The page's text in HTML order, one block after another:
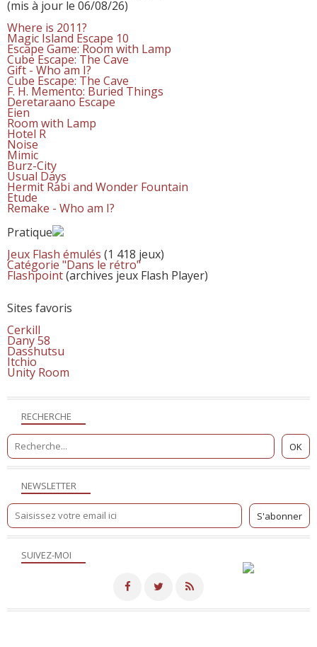
NEWSLETTER
SUIVEZ-MOI
RECHERCHE
(mis à jour le 06/08/26)
Where is 2011?
Magic Island Escape 10
Escape Game: Room with Lamp
Cube Escape: The Cave
Gift - Who am I?
Cube Escape: The Cave
F. H. Memento: Buried Things
Deretaraano Escape
Eien
Room with Lamp
Hotel R
Noise
Mimic
Burz-City
Usual Days
Hermit Rabi and Wonder Fountain
Etude
Remake - Who am I?
Pratique
Jeux Flash émulés (1 418 jeux)
Catégorie "Dans le rétro"
Flashpoint(archives jeux Flash Player)
Sites favoris
Cerkill
Dany 58
Dasshutsu
Itchio
Unity Room